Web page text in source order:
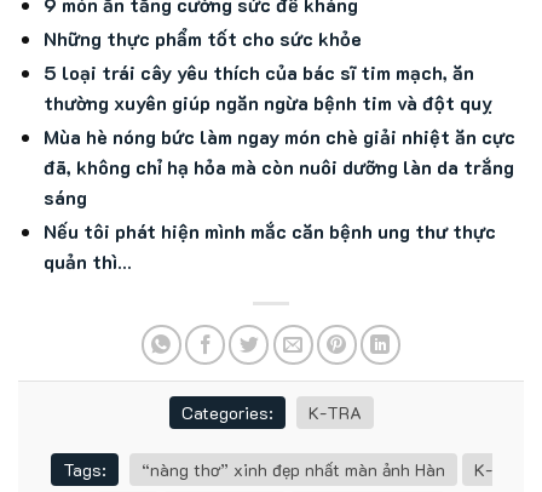
Những thực phẩm tốt cho sức khỏe
5 loại trái cây yêu thích của bác sĩ tim mạch, ăn
thường xuyên giúp ngăn ngừa bệnh tim và đột quỵ
Mùa hè nóng bức làm ngay món chè giải nhiệt ăn cực
đã, không chỉ hạ hỏa mà còn nuôi dưỡng làn da trắng
sáng
Nếu tôi phát hiện mình mắc căn bệnh ung thư thực
quản thì…
Categories: K-TRA
Tags: “nàng thơ” xinh đẹp nhất màn ảnh Hàn
K-